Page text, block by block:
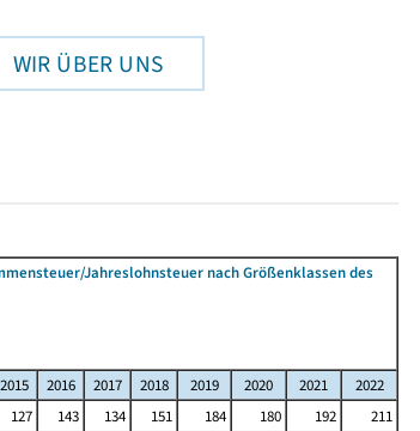
WIR ÜBER UNS
Jahreslohnsteuer nach Größenklassen des
2015 2016 2017 2018 2019 2020 2021
2022
127 143 134 151 184 180 192
211